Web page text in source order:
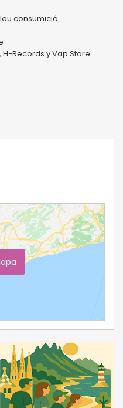
consumició
H-Records y Vap Store